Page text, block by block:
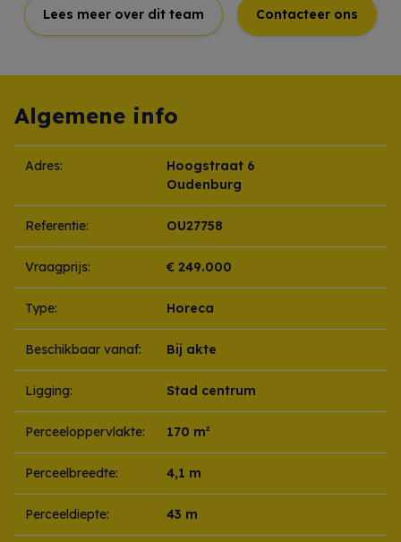
Lees meer over dit team Contacteer ons
Algemene info
Adres:
Hoogstraat 6
Oudenburg
Referentie: OU27758
Vraagprijs: € 249.000
Type: Horeca
Beschikbaar vanaf: Bij akte
Ligging: Stad centrum
Perceeloppervlakte: 170 m²
Perceelbreedte: 4,1 m
Perceeldiepte: 43 m